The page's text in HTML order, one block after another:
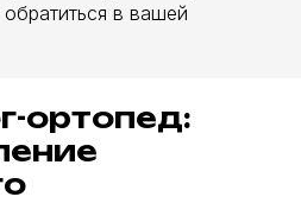
в вашей
ортопед: